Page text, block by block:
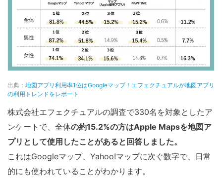
出典： 地図アプリ利用率1位はGoogleマップ！エフェクチュアルが地図アプリ
の利用トレンドをレポート
株式会社エフェクチュアルの調査で330名を対象としたア
ンケートで、全体の約15.2%の方はApple Mapsを地図ア
プリとして使用したことがあると回答しました。
これはGoogleマップ、Yahoo!マップに次ぐ数字で、日常
的にも使われていることがわかります。